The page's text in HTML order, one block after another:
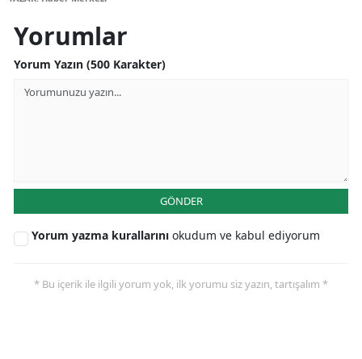
Yorumlar
Yorum Yazın (500 Karakter)
GÖNDER
Yorum yazma kurallarını okudum ve kabul ediyorum
* Bu içerik ile ilgili yorum yok, ilk yorumu siz yazın, tartışalım *